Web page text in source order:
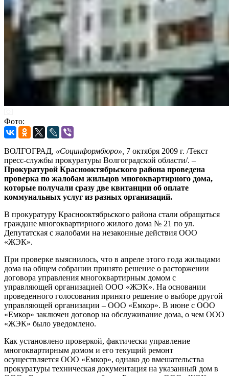
Фото:
ВОЛГОГРАД, «Социнформбюро», 7 октября 2009 г. /Текст
пресс-службы прокуратуры Волгоградской области/. –
Прокуратурой Краснооктябрьского района проведена
проверка по жалобам жильцов многоквартирного дома,
которые получали сразу две квитанции об оплате
коммунальных услуг из разных организаций.
В прокуратуру Краснооктябрьского района стали обращаться
граждане многоквартирного жилого дома № 21 по ул.
Депутатская с жалобами на незаконные действия ООО
«ЖЭК».
При проверке выяснилось, что в апреле этого года жильцами
дома на общем собрании принято решение о расторжении
договора управления многоквартирным домом с
управляющей организацией ООО «ЖЭК». На основании
проведенного голосования принято решение о выборе другой
управляющей организации – ООО «Емкор». В июне с ООО
«Емкор» заключен договор на обслуживание дома, о чем ООО
«ЖЭК» было уведомлено.
Как установлено проверкой, фактически управление
многоквартирным домом и его текущий ремонт
осуществляется ООО «Емкор», однако до вмешательства
прокуратуры техническая документация на указанный дом в